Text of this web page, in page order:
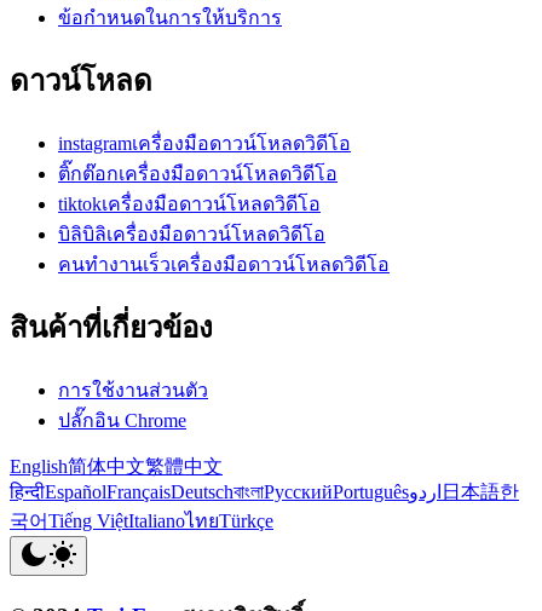
ข้อกำหนดในการให้บริการ
ดาวน์โหลด
instagramเครื่องมือดาวน์โหลดวิดีโอ
ติ๊กต๊อกเครื่องมือดาวน์โหลดวิดีโอ
tiktokเครื่องมือดาวน์โหลดวิดีโอ
บิลิบิลิเครื่องมือดาวน์โหลดวิดีโอ
คนทำงานเร็วเครื่องมือดาวน์โหลดวิดีโอ
สินค้าที่เกี่ยวข้อง
การใช้งานส่วนตัว
ปลั๊กอิน Chrome
English简体中文繁體中文
हिन्दीEspañolFrançaisDeutschবাংলাРусскийPortuguêsاردو 日本語한
국어Tiếng ViệtItalianoไทยTürkçe